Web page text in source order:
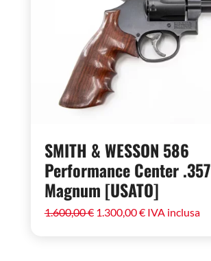
SMITH & WESSON 586
Performance Center .357
Magnum [USATO]
1.600,00€ Il
prezzo
1.300,00€IlIVA inclusa